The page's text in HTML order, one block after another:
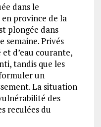
dans le
province de la
plongée dans
semaine. Privés
d’eau courante,
tandis que les
un
La situation
des
reculées du